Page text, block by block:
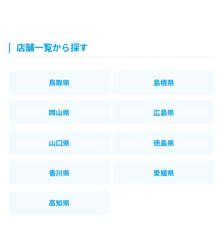
店舗一覧から探す
鳥取県 島根県
岡山県 広島県
山口県 徳島県
香川県 愛媛県
高知県